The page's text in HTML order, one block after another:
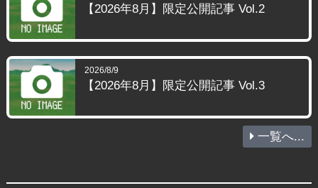
【2026年8月】限定公開記事 Vol.2
2026/8/9
【2026年8月】限定公開記事 Vol.3
一覧へ...